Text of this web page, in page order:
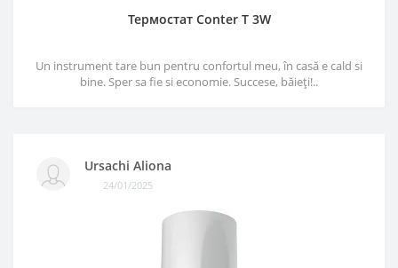
Термостат Conter T 3W
Un instrument tare bun pentru confortul meu, în casă e cald si
bine. Sper sa fie si economie. Succese, băieți!..
Ursachi Aliona
24/01/2025